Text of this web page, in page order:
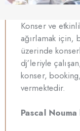
Konser ve
ağırlamak için,
üzerinde
dj’leriyle
konser,
vermektedir.
Pascal